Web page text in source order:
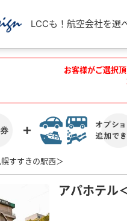
LCCも！航空会社を選
お客様がご選択
すすきの駅西＞
アパホテル